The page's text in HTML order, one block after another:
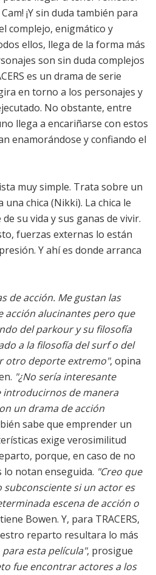
¡Y sin duda también para
el complejo, enigmático y
ellos, llega de la forma más
son sin duda complejos
es un drama de serie
en torno a los personajes y
No obstante, entre
llega a encariñarse con estos
enamorándose y confiando el
muy simple. Trata sobre un
una chica (Nikki). La chica le
su vida y sus ganas de vivir.
fuerzas externas lo están
Y ahí es donde arranca
de acción. Me gustan las
acción alucinantes pero que
del parkour y su filosofía
a la filosofía del surf o del
otro deporte extremo", opina
"¿No sería interesante
de manera
un drama de acción
sabe que emprender un
exige verosimilitud
porque, en caso de no
lo notan enseguida. "Creo que
si un actor es
escena de acción o
Bowen. Y, para TRACERS,
reparto resultara lo más
para esta película", prosigue
fue encontrar actores a los